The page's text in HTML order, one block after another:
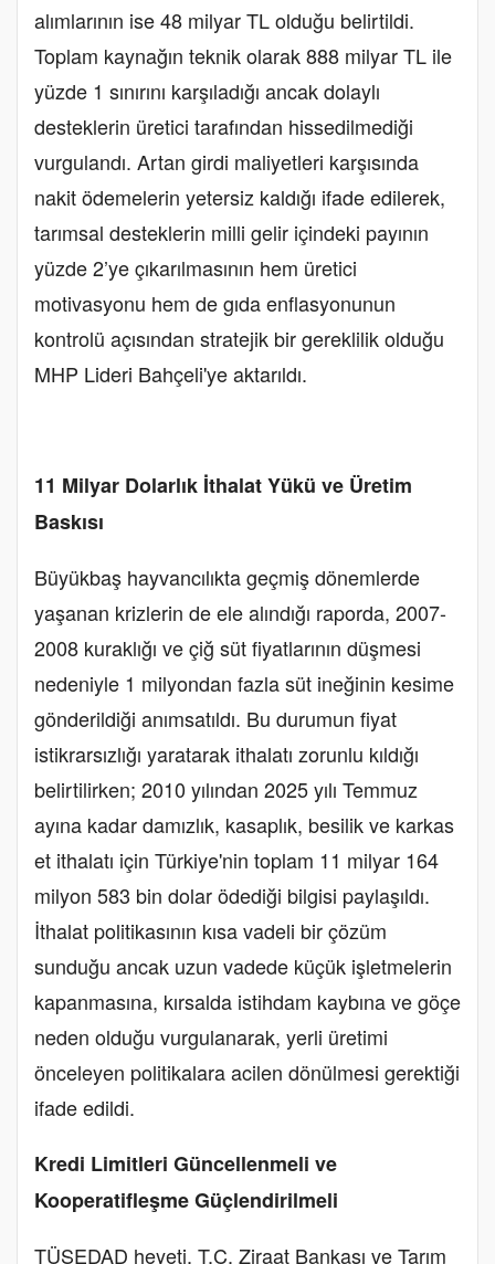
alımlarının ise 48 milyar TL olduğu belirtildi.
Toplam kaynağın teknik olarak 888 milyar TL ile
yüzde 1 sınırını karşıladığı ancak dolaylı
desteklerin üretici tarafından hissedilmediği
vurgulandı. Artan girdi maliyetleri karşısında
nakit ödemelerin yetersiz kaldığı ifade edilerek,
tarımsal desteklerin milli gelir içindeki payının
yüzde 2’ye çıkarılmasının hem üretici
motivasyonu hem de gıda enflasyonunun
kontrolü açısından stratejik bir gereklilik olduğu
MHP Lideri Bahçeli'ye aktarıldı.
11 Milyar Dolarlık İthalat Yükü ve Üretim
Baskısı
Büyükbaş hayvancılıkta geçmiş dönemlerde
yaşanan krizlerin de ele alındığı raporda, 2007-
2008 kuraklığı ve çiğ süt fiyatlarının düşmesi
nedeniyle 1 milyondan fazla süt ineğinin kesime
gönderildiği anımsatıldı. Bu durumun fiyat
istikrarsızlığı yaratarak ithalatı zorunlu kıldığı
belirtilirken; 2010 yılından 2025 yılı Temmuz
ayına kadar damızlık, kasaplık, besilik ve karkas
et ithalatı için Türkiye'nin toplam 11 milyar 164
milyon 583 bin dolar ödediği bilgisi paylaşıldı.
İthalat politikasının kısa vadeli bir çözüm
sunduğu ancak uzun vadede küçük işletmelerin
kapanmasına, kırsalda istihdam kaybına ve göçe
neden olduğu vurgulanarak, yerli üretimi
önceleyen politikalara acilen dönülmesi gerektiği
ifade edildi.
Kredi Limitleri Güncellenmeli ve
Kooperatifleşme Güçlendirilmeli
TÜSEDAD heyeti, T.C. Ziraat Bankası ve Tarım